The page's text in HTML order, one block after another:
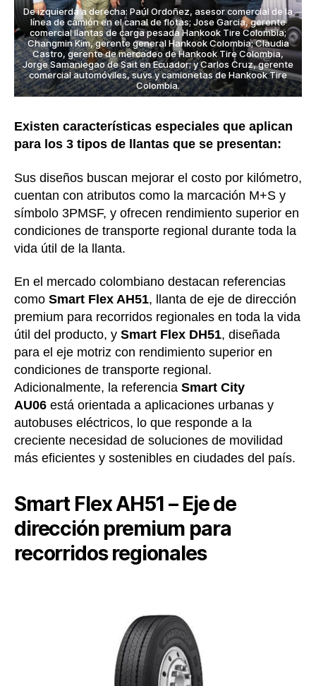
De izquierda a derecha: Paúl Ordoñez, asesor comercial de la
línea de camión en el canal de flotas; Jose Garcia, gerente
comercial llantas de carga pesada Hankook Tire Colombia;
Changmin Kim, gerente general Hankook Colombia; Claudia
Castro, gerente de mercadeo de Hankook Tire Colombia,
Jorge Samaniegao de Sait en Ecuador; y Carlos Cruz, gerente
comercial automóviles, suvs y camionetas de Hankook Tire
Colombia.
Existen características especiales que aplican
para los 3 tipos de llantas que se presentan:
Sus diseños buscan mejorar el costo por kilómetro,
cuentan con atributos como la marcación M+S y
símbolo 3PMSF, y ofrecen rendimiento superior en
condiciones de transporte regional durante toda la
vida útil de la llanta.
En el mercado colombiano destacan referencias
como Smart Flex AH51, llanta de eje de dirección
premium para recorridos regionales en toda la vida
útil del producto, y Smart Flex DH51, diseñada
para el eje motriz con rendimiento superior en
condiciones de transporte regional.
Adicionalmente, la referencia Smart City
AU06 está orientada a aplicaciones urbanas y
autobuses eléctricos, lo que responde a la
creciente necesidad de soluciones de movilidad
más eficientes y sostenibles en ciudades del país.
Smart Flex AH51 – Eje de
dirección premium para
recorridos regionales